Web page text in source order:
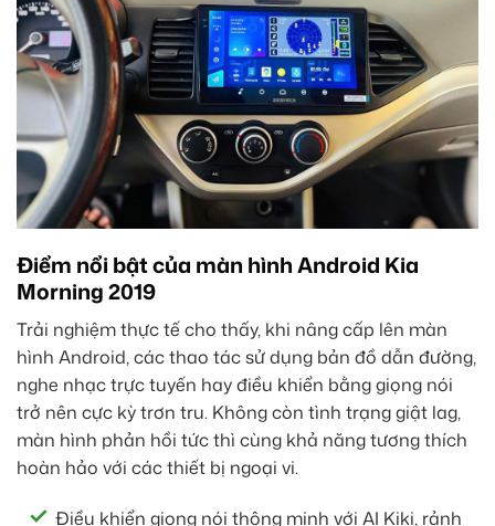
Điểm nổi bật của màn hình Android Kia
Morning 2019
Trải nghiệm thực tế cho thấy, khi nâng cấp lên màn
hình Android, các thao tác sử dụng bản đồ dẫn đường,
nghe nhạc trực tuyến hay điều khiển bằng giọng nói
trở nên cực kỳ trơn tru. Không còn tình trạng giật lag,
màn hình phản hồi tức thì cùng khả năng tương thích
hoàn hảo với các thiết bị ngoại vi.
Điều khiển giọng nói thông minh với AI Kiki, rảnh